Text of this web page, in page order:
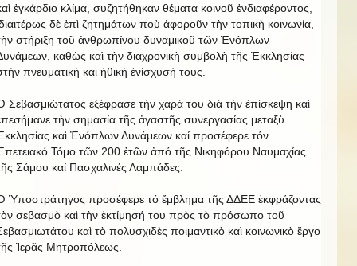
ἐγκάρδιο κλίμα, συζητήθηκαν θέματα κοινοῦ ἐνδιαφέροντος,
δὲ ἐπὶ ζητημάτων ποὺ ἀφοροῦν τὴν τοπικὴ κοινωνία,
στήριξη τοῦ ἀνθρωπίνου δυναμικοῦ τῶν Ἐνόπλων
καθὼς καὶ τὴν διαχρονικὴ συμβολὴ τῆς Ἐκκλησίας
πνευματικὴ καὶ ἠθικὴ ἐνίσχυσή τους.
Σεβασμιώτατος ἐξέφρασε τὴν χαρὰ του διὰ τὴν ἐπίσκεψη καὶ
τὴν σημασία τῆς ἀγαστῆς συνεργασίας μεταξὺ
καὶ Ἐνόπλων Δυνάμεων καί προσέφερε τόν
Τόμο τῶν 200 ἐτῶν ἀπό τῆς Νικηφόρου Ναυμαχίας
Σάμου καί Πασχαλινές Λαμπάδες.
Ὑποστράτηγος προσέφερε τό ἔμβλημα τῆς ΔΔΕΕ ἐκφράζοντας
σεβασμὸ καὶ τὴν ἐκτίμησή του πρὸς τὸ πρόσωπο τοῦ
καὶ τὸ πολυσχιδὲς ποιμαντικὸ καὶ κοινωνικὸ ἔργο
Ἱερᾶς Μητροπόλεως.